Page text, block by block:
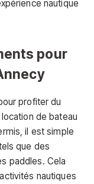
nautique
pour
profiter du
de bateau
il est simple
que des
paddles. Cela
nautiques